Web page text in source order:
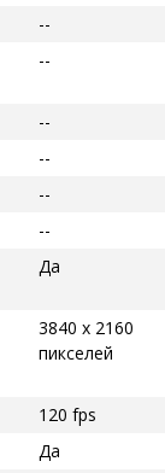
--
--
--
--
--
--
Да
3840 x 2160
пикселей
120 fps
Да